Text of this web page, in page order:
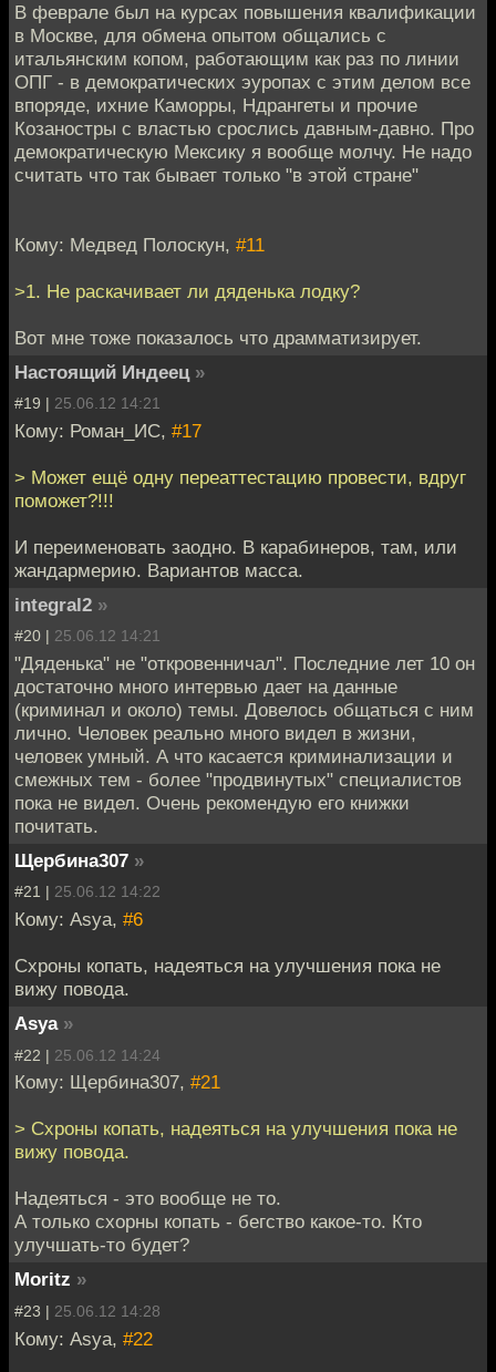
В феврале был на курсах повышения квалификации
в Москве, для обмена опытом общались с
итальянским копом, работающим как раз по линии
ОПГ - в демократических эуропах с этим делом все
впоряде, ихние Каморры, Ндрангеты и прочие
Козаностры с властью срослись давным-давно. Про
демократическую Мексику я вообще молчу. Не надо
считать что так бывает только "в этой стране"
Кому: Медвед Полоскун, #11
>1. Не раскачивает ли дяденька лодку?
Вот мне тоже показалось что драмматизирует.
Настоящий Индеец »
#19 | 25.06.12 14:21
Кому: Роман_ИС, #17
> Может ещё одну переаттестацию провести, вдруг
поможет?!!!
И переименовать заодно. В карабинеров, там, или
жандармерию. Вариантов масса.
integral2 »
#20 | 25.06.12 14:21
"Дяденька" не "откровенничал". Последние лет 10 он
достаточно много интервью дает на данные
(криминал и около) темы. Довелось общаться с ним
лично. Человек реально много видел в жизни,
человек умный. А что касается криминализации и
смежных тем - более "продвинутых" специалистов
пока не видел. Очень рекомендую его книжки
почитать.
Щербина307 »
#21 | 25.06.12 14:22
Кому: Asya, #6
Схроны копать, надеяться на улучшения пока не
вижу повода.
Asya »
#22 | 25.06.12 14:24
Кому: Щербина307, #21
> Схроны копать, надеяться на улучшения пока не
вижу повода.
Надеяться - это вообще не то.
А только схорны копать - бегство какое-то. Кто
улучшать-то будет?
Moritz »
#23 | 25.06.12 14:28
Кому: Asya, #22